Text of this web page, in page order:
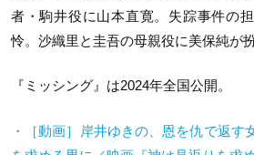
者・駒井役に山本直寛。失踪事件の
怜。沙織里と圭吾の母親役に美保純が扮
『ミッシング』は2024年全国公開。
・［動画］岸井ゆきの、恩を仇で返す